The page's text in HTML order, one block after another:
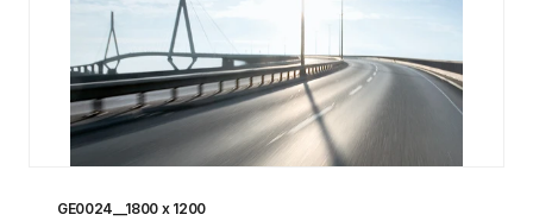
GE0024__1800 x 1200